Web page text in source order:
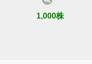
1,000株